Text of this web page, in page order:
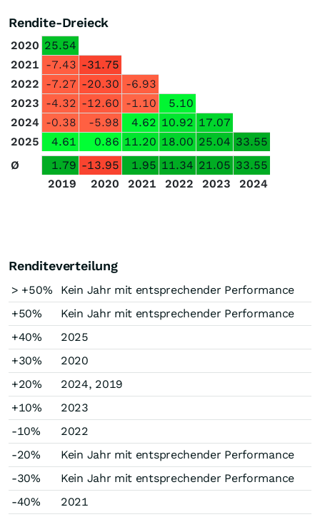
Rendite-Dreieck
2020 25.54
2021 -7.43 -31.75
2022 -7.27 -20.30 -6.93
2023 -4.32 -12.60 -1.10
5.10
2024 -0.38 -5.98 4.62 10.92 17.07
2025
4.61 0.86 11.20 18.00 25.04 33.55
Ø
1.79 -13.95 1.95 11.34 21.05 33.55
2019
2020 2021 2022 2023 2024
Renditeverteilung
> +50%
Kein Jahr mit entsprechender Performance
+50%
Kein Jahr mit entsprechender Performance
+40%
2025
+30%
2020
+20%
2024, 2019
+10%
2023
-10%
2022
-20%
Kein Jahr mit entsprechender Performance
-30%
Kein Jahr mit entsprechender Performance
-40%
2021